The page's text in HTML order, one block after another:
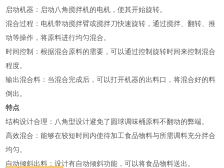
‌启动机器‌：启动八角搅拌机的电机，使其开始旋转。
‌混合过程‌：电机带动搅拌臂或搅拌刀快速旋转，通过搅拌、翻转、推
动等操作，将原料进行均匀混合。
‌时间控制‌：根据混合原料的需要，可以通过控制旋转时间来控制混合
程度。
‌输出混合料‌：当混合完成后，可以打开机器的出料口，将混合好的料
倒出‌。
特点
‌结构设计合理‌：八角型设计避免了圆球调味桶原料不翻动的弊端。
‌高效混合‌：能够在较短时间内使待加工食品物料与所需调料充分拌合
均匀。
‌自动倾斜出料‌：设计有自动倾斜功能，可以将食品物料送出。